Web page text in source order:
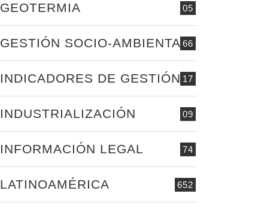
05
GEOTERMIA
66
GESTIÓN SOCIO-AMBIENTAL
17
INDICADORES DE GESTIÓN
09
INDUSTRIALIZACIÓN
74
INFORMACIÓN LEGAL
652
LATINOAMÉRICA